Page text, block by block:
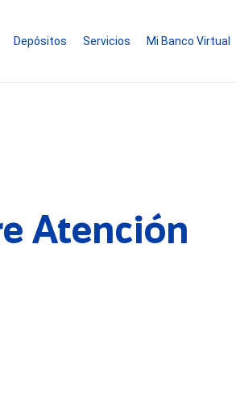
Depósitos Servicios Mi Banco Virtual
Atención